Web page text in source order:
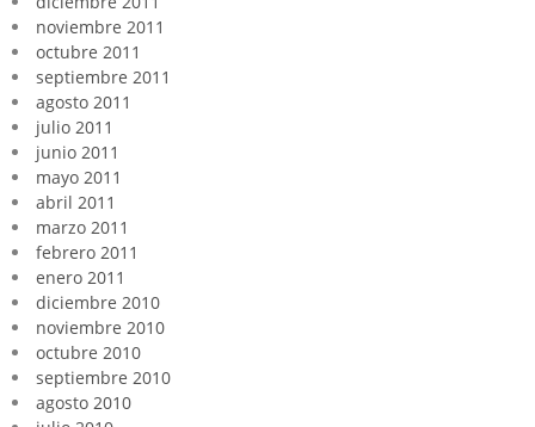
noviembre 2011
octubre 2011
septiembre 2011
agosto 2011
julio 2011
junio 2011
mayo 2011
abril 2011
marzo 2011
febrero 2011
enero 2011
diciembre 2010
noviembre 2010
octubre 2010
septiembre 2010
agosto 2010